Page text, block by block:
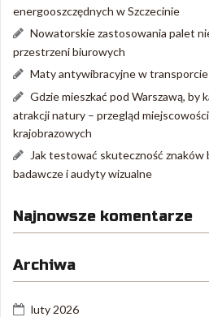
energooszczędnych w Szczecinie
Nowatorskie zastosowania palet
przestrzeni biurowych
Maty antywibracyjne w
Gdzie mieszkać pod Warszawą, by
atrakcji natury – przegląd
krajobrazowych
Jak testować skuteczność
badawcze i audyty wizualne
Najnowsze komentarze
Archiwa
luty 2026